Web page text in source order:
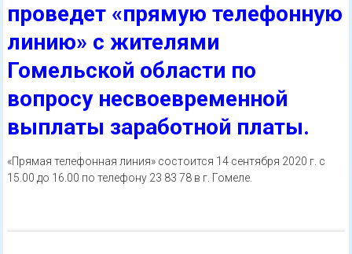
проведет «прямую телефонную
линию» с жителями
Гомельской области по
вопросу несвоевременной
выплаты заработной платы.
«Прямая телефонная линия» состоится 14 сентября 2020 г. с
15.00 до 16.00 по телефону 23 83 78 в г. Гомеле.